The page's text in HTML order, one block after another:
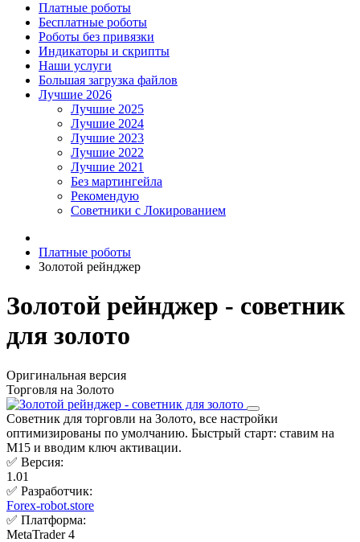
Платные роботы
Бесплатные роботы
Роботы без привязки
Индикаторы и скрипты
Наши услуги
Большая загрузка файлов
Лучшие 2026
Лучшие 2025
Лучшие 2024
Лучшие 2023
Лучшие 2022
Лучшие 2021
Без мартингейла
Рекомендую
Советники с Локированием
Платные роботы
Золотой рейнджер
Золотой рейнджер - советник
для золото
Оригинальная версия
Торговля на Золото
Советник для торговли на Золото, все настройки
оптимизированы по умолчанию. Быстрый старт: ставим на
М15 и вводим ключ активации.
✅ Версия:
1.01
✅ Разработчик:
Forex-robot.store
✅ Платформа:
MetaTrader 4